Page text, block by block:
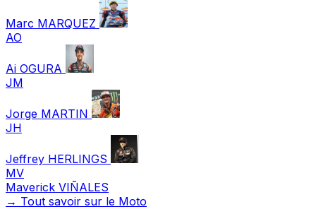
Marc MARQUEZ
AO
Ai OGURA
JM
Jorge MARTIN
JH
Jeffrey HERLINGS
MV
Maverick VIÑALES
→ Tout savoir sur le Moto